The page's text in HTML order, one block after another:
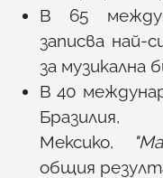
В 65
записва най-
за музикална
В 40
Мексико,
общия